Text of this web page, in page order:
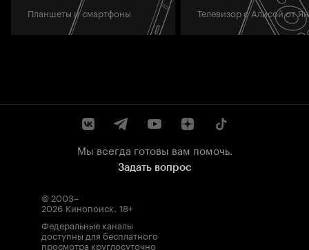
Планшеты и смартфоны Телевизор с Алисой от
Мы всегда готовы вам помочь.
Задать вопрос
© 2003–
2026 Кинопоиск. 18+
Федеральные каналы
доступны для бесплатного
просмотра круглосуточно